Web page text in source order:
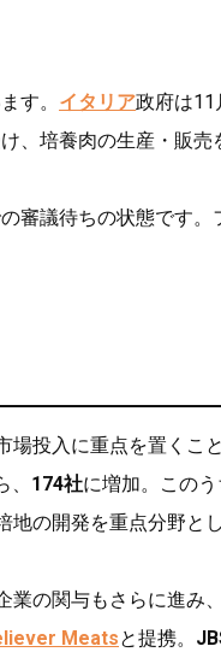
す。 イタリア政府は11
、培養肉の生産・販売
審議待ちの状態です
場投入に重点を置くこ
174社に増加。この
地の開発を重点分野と
の関与もさらに進み、
Meatsと提携。